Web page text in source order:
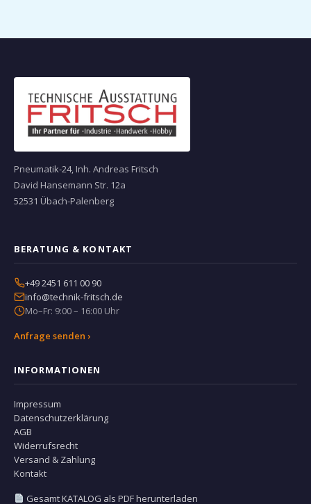
Pneumatik-24, Inh. Andreas Fritsch
David Hansemann Str. 12a
52531 Übach-Palenberg
BERATUNG & KONTAKT
+49 2451 611 00 90
info@technik-fritsch.de
Mo–Fr: 9:00 – 16:00 Uhr
Anfrage senden ›
INFORMATIONEN
Impressum
Datenschutzerklärung
AGB
Widerrufsrecht
Versand & Zahlung
Kontakt
Gesamt KATALOG als PDF herunterladen